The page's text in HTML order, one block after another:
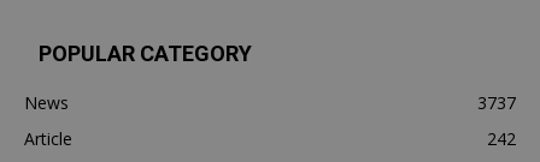
POPULAR CATEGORY
News
3737
Article
242